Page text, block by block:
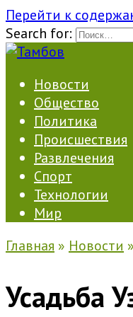
Перейти к
Search for:
Новости
Общество
Политика
Происшествия
Развлечения
Спорт
Технологии
Мир
Главная » Новости »
Усадьба